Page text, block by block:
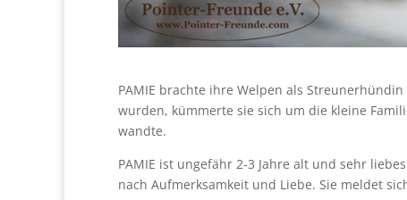
PAMIE brachte ihre Welpen als
wurden, kümmerte sie sich um die kleine
wandte.
PAMIE ist ungefähr 2-3 Jahre alt und sehr
nach Aufmerksamkeit und Liebe. Sie meldet